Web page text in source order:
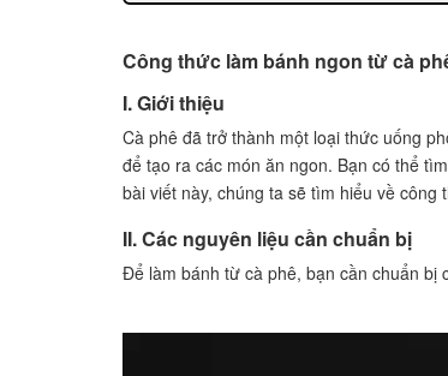
Công thức làm bánh ngon từ cà
I. Giới thiệu
Cà phê đã trở thành một loại thức uống
để tạo ra các món ăn ngon. Bạn có thể
bài viết này, chúng ta sẽ tìm hiểu về công
II. Các nguyên liệu cần chuẩn bị
Để làm bánh từ cà phê, bạn cần chuẩn bị